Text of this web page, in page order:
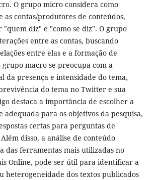
O grupo micro considera como
as contas/produtores de conteúdos,
diz" e "como se diz". O grupo
entre as contas, buscando
entre elas e a formação de
grupo macro se preocupa com a
da presença e intensidade do tema,
do tema no Twitter e sua
destaca a importância de escolher a
adequada para os objetivos da pesquisa,
certas para perguntas de
disso, a análise de conteúdo
das ferramentas mais utilizadas no
Online, pode ser útil para identificar a
heterogeneidade dos textos publicados